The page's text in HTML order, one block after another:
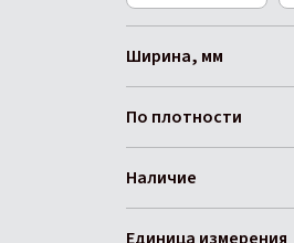
Ширина, мм
По плотности
Наличие